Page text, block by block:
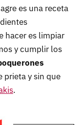
es una receta
hacer es limpiar
y cumplir los
prieta y sin que
.